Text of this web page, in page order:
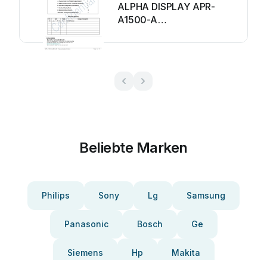
ALPHA DISPLAY APR-
A1500-A
Beliebte Marken
Philips Sony Lg Samsung
Panasonic Bosch Ge
Siemens Hp Makita